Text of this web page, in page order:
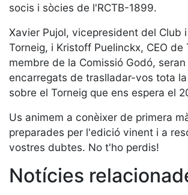
Serveis
Instal·lacions
Preguntes
Freqüents
(FAQs)
Treballa amb
nosaltres
Tennis
socis i sòcies de l'RCTB-1899.
Xavier Pujol, vicepresident del Club i
Torneig, i Kristoff Puelinckx, CEO de
membre de la Comissió Godó, seran
encarregats de traslladar-vos tota
sobre el Torneig que ens espera el
Us animem a conèixer de primera
preparades per l'edició vinent i a
vostres dubtes. No t'ho perdis!
Notícies